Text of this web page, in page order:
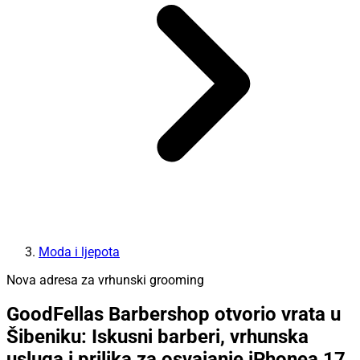
Moda i ljepota
Nova adresa za vrhunski grooming
GoodFellas Barbershop otvorio vrata u
Šibeniku: Iskusni barberi, vrhunska